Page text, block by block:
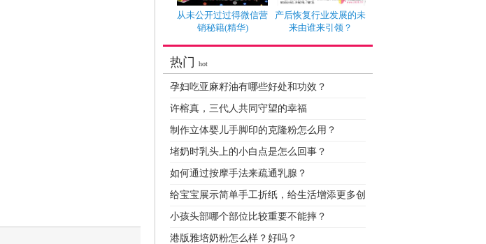
从未公开过过得微信营
销秘籍(精华)
产后恢复行业发展的未
来由谁来引领？
热门 hot
孕妇吃亚麻籽油有哪些好处和功效？
许榕真，三代人共同守望的幸福
制作立体婴儿手脚印的克隆粉怎么用？
堵奶时乳头上的小白点是怎么回事？
如何通过按摩手法来疏通乳腺？
给宝宝展示简单手工折纸，给生活增添更多创
小孩头部哪个部位比较重要不能摔？
港版雅培奶粉怎么样？好吗？